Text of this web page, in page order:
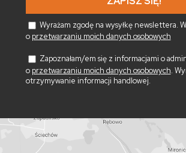
Wyrażam zgodę na wysyłkę newslettera.
o przetwarzaniu moich danych osobowych
Zapoznałam/em się z informacjami o
o przetwarzaniu moich danych osobowych.
otrzymywanie informacji handlowej.